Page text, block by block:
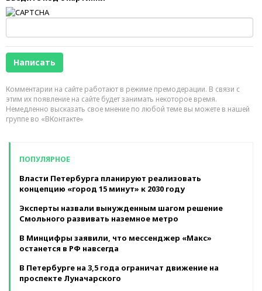
Комментарии на сайте работают в режиме премодерации. В связи с
этим их появление на сайте будет занимать некоторое время.
Немедленно высказать свое мнение по любой теме вы можете в нашей
группе во «ВКонтакте»
ПОПУЛЯРНОЕ
Власти Петербурга планируют реализовать
концепцию «город 15 минут» к 2030 году
Эксперты назвали вынужденным шагом решение
Смольного развивать наземное метро
В Минцифры заявили, что мессенджер «Макс»
останется в РФ навсегда
В Петербурге на 3,5 года ограничат движение на
проспекте Луначарского